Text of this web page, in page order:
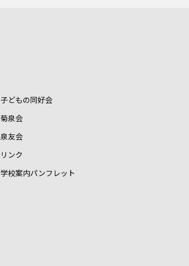
子どもの同好会
菊泉会
泉友会
リンク
学校案内パンフレット